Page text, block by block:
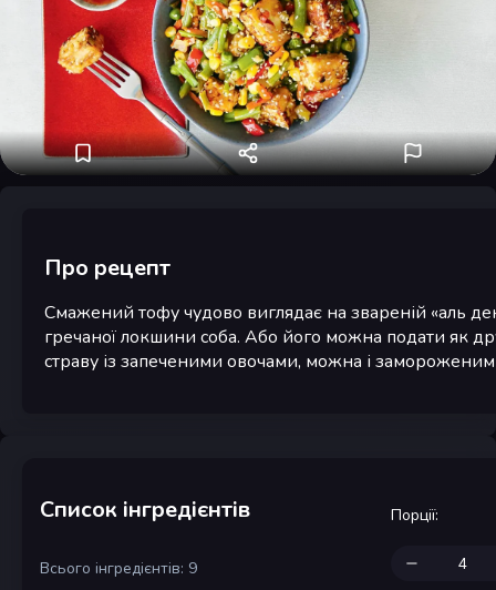
Про рецепт
Смажений тофу чудово виглядає на звареній «аль
гречаної локшини соба. Або його можна подати як
страву із запеченими овочами, можна і
Список інгредієнтів
Всього інгредієнтів: 9
Порції: